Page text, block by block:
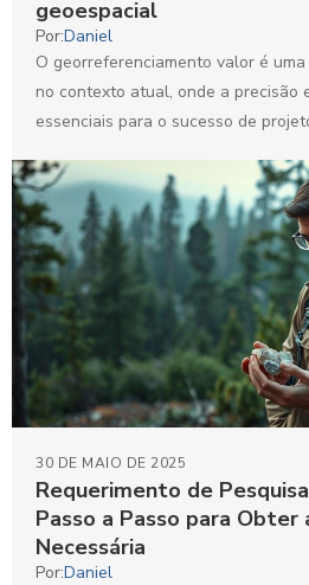
geoespacial
Por:Daniel
O georreferenciamento valor é
no contexto atual, onde a precisão
essenciais para o sucesso de
Requerimento de
Passo a Passo para Obter
Necessária
30 DE MAIO DE 2025
Por:Daniel